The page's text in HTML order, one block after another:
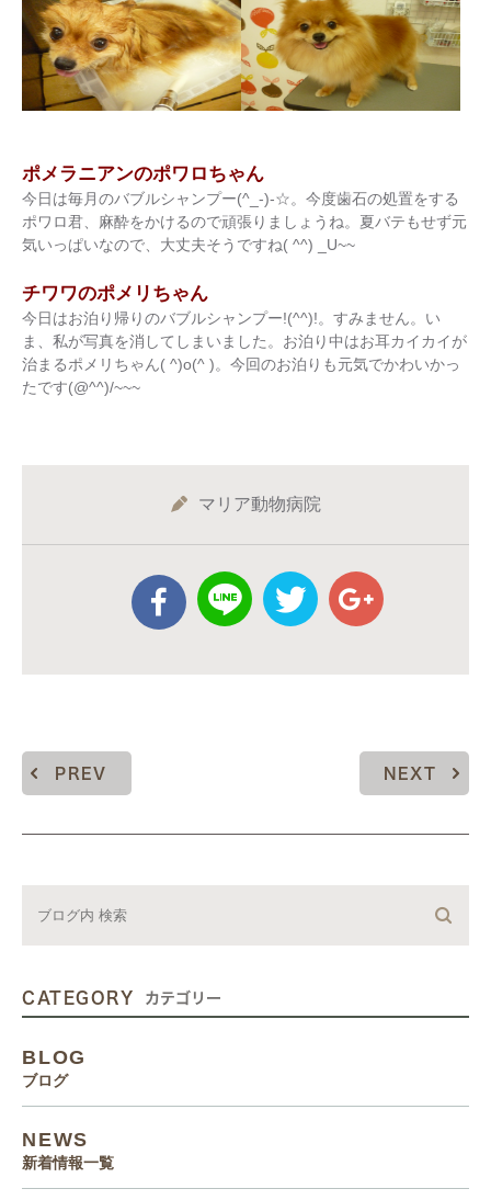
ポメラニアンのポワロちゃん
今日は毎月のバブルシャンプー(^_-)-☆。今度歯石の処置をする
ポワロ君、麻酔をかけるので頑張りましょうね。夏バテもせず元
気いっぱいなので、大丈夫そうですね( ^^) _U~~
チワワのポメリちゃん
今日はお泊り帰りのバブルシャンプー!(^^)!。すみません。い
ま、私が写真を消してしまいました。お泊り中はお耳カイカイが
治まるポメリちゃん( ^)o(^ )。今回のお泊りも元気でかわいかっ
たです(@^^)/~~~
マリア動物病院
PREV NEXT
CATEGORY カテゴリー
BLOG
ブログ
NEWS
新着情報一覧